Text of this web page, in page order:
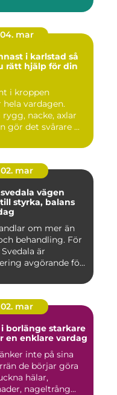
04. mar
i karlstad så
rätt hjälp för din
i kroppen
hela vardagen.
nacke, axlar
gör det svårare ...
02. mar
vägen
styrka, balans
om mer än
behandling. För
är
avgörande för
02. mar
starkare
en enklare vardag
inte på sina
de börjar göra
hälar,
nageltrång...